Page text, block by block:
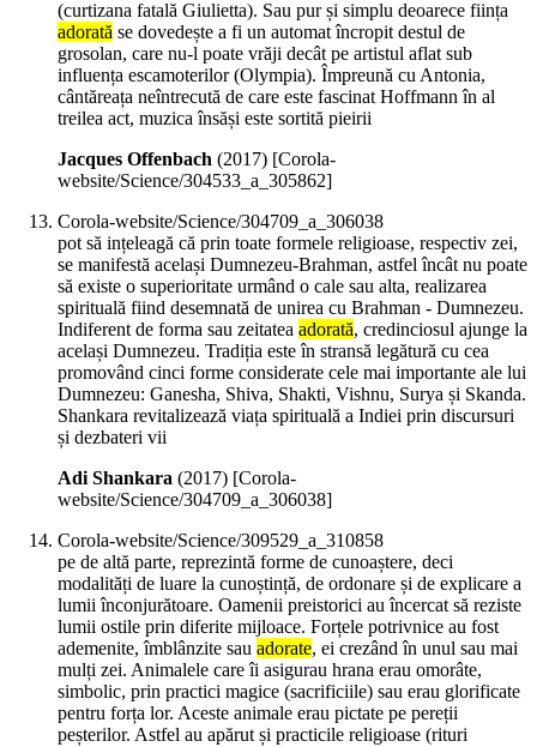
(curtizana fatală Giulietta). Sau pur și simplu deoarece ființa
adorată se dovedește a fi un automat încropit destul de
grosolan, care nu-l poate vrăji decât pe artistul aflat sub
influența escamoterilor (Olympia). Împreună cu Antonia,
cântăreața neîntrecută de care este fascinat Hoffmann în al
treilea act, muzica însăși este sortită pieirii
Jacques Offenbach (2017) [Corola-
website/Science/304533_a_305862]
Corola-website/Science/304709_a_306038
pot să ințeleagă că prin toate formele religioase, respectiv zei,
se manifestă același Dumnezeu-Brahman, astfel încât nu poate
să existe o superioritate urmând o cale sau alta, realizarea
spirituală fiind desemnată de unirea cu Brahman - Dumnezeu.
Indiferent de forma sau zeitatea adorată, credinciosul ajunge la
același Dumnezeu. Tradiția este în stransă legătură cu cea
promovând cinci forme considerate cele mai importante ale lui
Dumnezeu: Ganesha, Shiva, Shakti, Vishnu, Surya și Skanda.
Shankara revitalizează viața spirituală a Indiei prin discursuri
și dezbateri vii
Adi Shankara (2017) [Corola-
website/Science/304709_a_306038]
Corola-website/Science/309529_a_310858
pe de altă parte, reprezintă forme de cunoaștere, deci
modalități de luare la cunoștință, de ordonare și de explicare a
lumii înconjurătoare. Oamenii preistorici au încercat să reziste
lumii ostile prin diferite mijloace. Forțele potrivnice au fost
ademenite, îmblânzite sau adorate, ei crezând în unul sau mai
mulți zei. Animalele care îi asigurau hrana erau omorâte,
simbolic, prin practici magice (sacrificiile) sau erau glorificate
pentru forța lor. Aceste animale erau pictate pe pereții
peșterilor. Astfel au apărut și practicile religioase (rituri